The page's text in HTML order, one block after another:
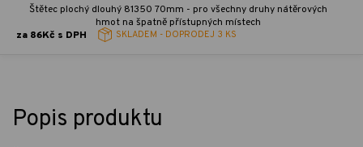
Štětec plochý dlouhý 81350 70mm - pro všechny druhy nátěrových
hmot na špatně přístupných místech
za 86Kč s DPH
SKLADEM - DOPRODEJ 3 KS
Popis produktu